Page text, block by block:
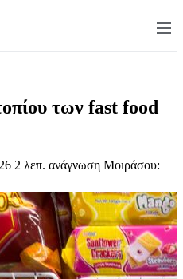
των fast food
2 λεπ. ανάγνωση Μοιράσου: